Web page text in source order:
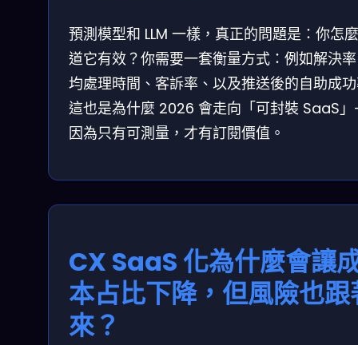
預測模型和 LLM 一樣，真正的問題是：你怎
道它有效？你需要一套衡量方式：例如解決
均處理時間、客訴率、以及推送後的自助成
這也是為什麼 2026 會走向「可封裝 SaaS
因為只有可測量，才有訂閱價值。
CX SaaS 化為什麼會讓
本占比下降，但風險也跟
來？